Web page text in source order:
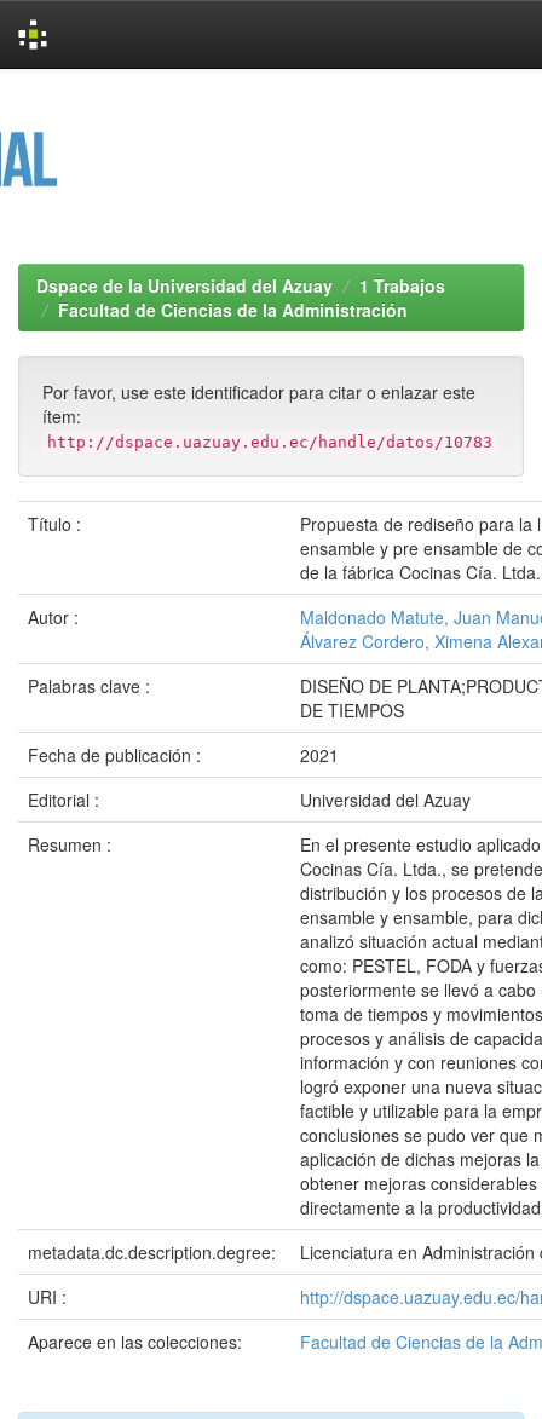
Dspace de la Universidad del Azuay
1 Trabajos
Facultad de Ciencias de la Administración
Por favor, use este identificador para citar o enlazar este
ítem:
http://dspace.uazuay.edu.ec/handle/datos/10783
Título :
Propuesta de rediseño para la
ensamble y pre ensamble de
de la fábrica Cocinas Cía. Ltda.
Autor :
Maldonado Matute, Juan
Álvarez Cordero, Ximena
Palabras clave :
DISEÑO DE
DE TIEMPOS
Fecha de publicación :
2021
Editorial :
Universidad del Azuay
Resumen :
En el presente estudio
Cocinas Cía. Ltda., se
distribución y los procesos de
ensamble y ensamble, para
analizó situación actual
como: PESTEL, FODA y
posteriormente se llevó a cabo
toma de tiempos y
procesos y análisis de
información y con reuniones
logró exponer una nueva
factible y utilizable para la
conclusiones se pudo ver que
aplicación de dichas mejoras
obtener mejoras
directamente a la
metadata.dc.description.degree:
Licenciatura en Administración
URI :
http://dspace.uazuay.edu.ec/
Aparece en las colecciones:
Facultad de Ciencias de la